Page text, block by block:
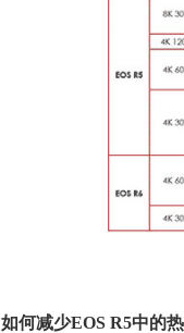
如何减少EOS R5中的